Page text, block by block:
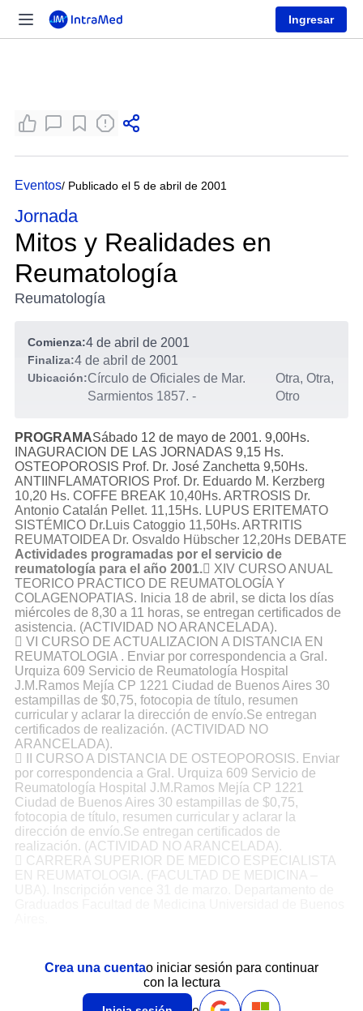
Ingresar
Eventos/ Publicado el 5 de abril de 2001
Jornada
Mitos y Realidades en
Reumatología
Reumatología
Comienza:4 de abril de 2001
Finaliza:4 de abril de 2001
Ubicación:Círculo de Oficiales de Mar.
Sarmientos 1857. -
Otra, Otra,
Otro
PROGRAMASábado 12 de mayo de 2001. 9,00Hs.
INAGURACION DE LAS JORNADAS 9,15 Hs.
OSTEOPOROSIS Prof. Dr. José Zanchetta 9,50Hs.
ANTIINFLAMATORIOS Prof. Dr. Eduardo M. Kerzberg
10,20 Hs. COFFE BREAK 10,40Hs. ARTROSIS Dr.
Antonio Catalán Pellet. 11,15Hs. LUPUS ERITEMATO
SISTÉMICO Dr.Luis Catoggio 11,50Hs. ARTRITIS
REUMATOIDEA Dr. Osvaldo Hübscher 12,20Hs DEBATE
Actividades programadas por el servicio de
reumatología para el año 2001. XIV CURSO ANUAL
TEORICO PRACTICO DE REUMATOLOGÍA Y
COLAGENOPATIAS. Inicia 18 de abril, se dicta los días
miércoles de 8,30 a 11 horas, se entregan certificados de
asistencia. (ACTIVIDAD NO ARANCELADA).
 VI CURSO DE ACTUALIZACION A DISTANCIA EN
REUMATOLOGIA . Enviar por correspondencia a Gral.
Urquiza 609 Servicio de Reumatología Hospital
J.M.Ramos Mejía CP 1221 Ciudad de Buenos Aires 30
estampillas de $0,75, fotocopia de título, resumen
curricular y aclarar la dirección de envío.Se entregan
certificados de realización. (ACTIVIDAD NO
ARANCELADA).
 II CURSO A DISTANCIA DE OSTEOPOROSIS. Enviar
por correspondencia a Gral. Urquiza 609 Servicio de
Reumatología Hospital J.M.Ramos Mejía CP 1221
Ciudad de Buenos Aires 30 estampillas de $0,75,
fotocopia de título, resumen curricular y aclarar la
dirección de envío.Se entregan certificados de
realización. (ACTIVIDAD NO ARANCELADA).
 CARRERA SUPERIOR DE MEDICO ESPECIALISTA
EN REUMATOLOGIA. (FACULTAD DE MEDICINA –
Crea una cuentao iniciar sesión para continuar
con la lectura